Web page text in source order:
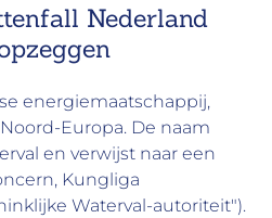
Nederland
energiemaatschappij,
Europa. De naam
en verwijst naar een
Kungliga
Waterval-autoriteit").